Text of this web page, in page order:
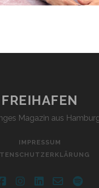
FREIHAFEN
Magazin aus
IMPRESSUM
facebookinstagram
linkedin
email-